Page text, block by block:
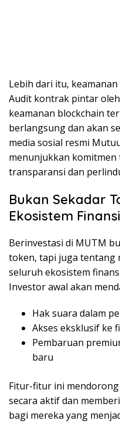
Lebih dari itu,
Audit kontrak pintar
keamanan blockchain
berlangsung dan akan
media sosial resmi
menunjukkan komitmen
transparansi dan
Bukan Sekadar
Ekosistem
Berinvestasi di MUTM
token, tapi juga tentang
seluruh ekosistem
Investor awal akan
Hak suara dalam
Akses eksklusif ke
Pembaruan
baru
Fitur-fitur ini
secara aktif dan
bagi mereka yang